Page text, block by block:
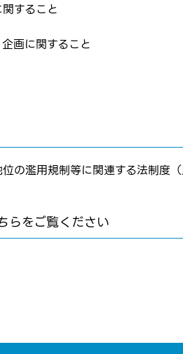
ムページの求人票を
へ
応募完了通知を
ムページの求人票を
転職を決めた方
転職報告をする
はログインが必要です
ス
れた方はコチラ
すること
画に関すること
の濫用規制等に関連する法制度
らをご覧ください